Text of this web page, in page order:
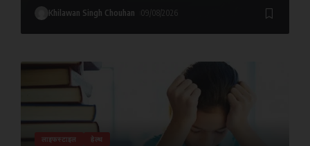
Khilawan Singh Chouhan 09/08/2026
लाइफस्टाइल हेल्थ